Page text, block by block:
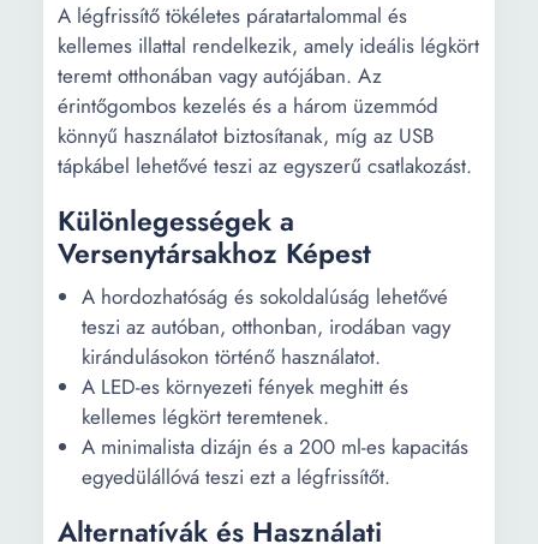
A légfrissítő tökéletes páratartalommal és
kellemes illattal rendelkezik, amely ideális légkört
teremt otthonában vagy autójában. Az
érintőgombos kezelés és a három üzemmód
könnyű használatot biztosítanak, míg az USB
tápkábel lehetővé teszi az egyszerű csatlakozást.
Különlegességek a
Versenytársakhoz Képest
A hordozhatóság és sokoldalúság lehetővé
teszi az autóban, otthonban, irodában vagy
kirándulásokon történő használatot.
A LED-es környezeti fények meghitt és
kellemes légkört teremtenek.
A minimalista dizájn és a 200 ml-es kapacitás
egyedülállóvá teszi ezt a légfrissítőt.
Alternatívák és Használati